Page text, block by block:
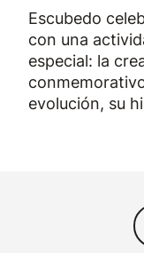
Escubedo
con una
especial: la
evolución, su